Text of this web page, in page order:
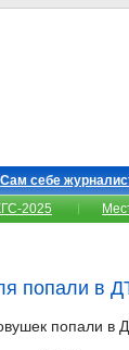
Сам себе
2025
попали в
попали в